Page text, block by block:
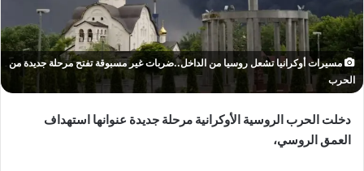
مسيرات أوكرانيا تشعل روسيا من الداخل..ضربات غير مسبوقة تفتح مرحلة جديدة من
الحرب
دخلت الحرب الروسية الأوكرانية مرحلة جديدة عنوانها استهداف
العمق الروسي،